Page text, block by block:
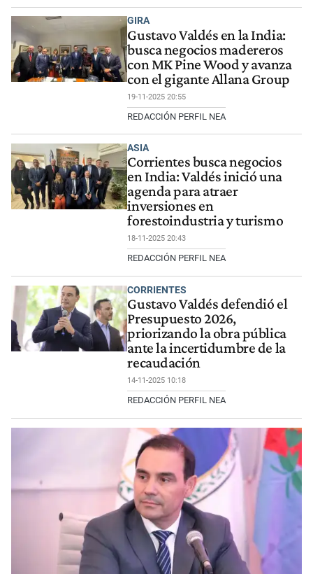
GIRA
Gustavo Valdés en la India:
busca negocios madereros
con MK Pine Wood y avanza
con el gigante Allana Group
19-11-2025 20:55
REDACCIÓN PERFIL NEA
ASIA
Corrientes busca negocios
en India: Valdés inició una
agenda para atraer
inversiones en
forestoindustria y turismo
18-11-2025 20:43
REDACCIÓN PERFIL NEA
CORRIENTES
Gustavo Valdés defendió el
Presupuesto 2026,
priorizando la obra pública
ante la incertidumbre de la
recaudación
14-11-2025 10:18
REDACCIÓN PERFIL NEA